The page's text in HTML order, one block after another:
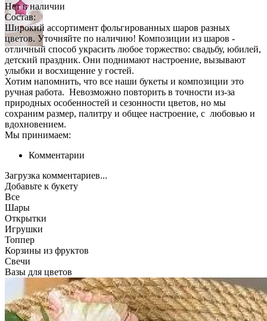
Нет в наличии
Состав:
Широкий ассортимент фольгированных шаров разных
цветов. Уточняйте по наличию! Композиции из шаров -
отличный способ украсить любое торжество: свадьбу, юбилей,
детский праздник. Они поднимают настроение, вызывают
улыбки и восхищение у гостей.
Хотим напомнить, что все наши букеты и композиции это
ручная работа. Невозможно повторить в точности из-за
природных особенностей и сезонности цветов, но мы
сохраним размер, палитру и общее настроение, с любовью и
вдохновением.
Мы принимаем:
Комментарии
Загрузка комментариев...
Добавьте к букету
Все
Шары
Открытки
Игрушки
Топпер
Корзины из фруктов
Свечи
Вазы для цветов